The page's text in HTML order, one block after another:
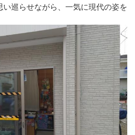
い巡らせながら、一気に現代の姿を